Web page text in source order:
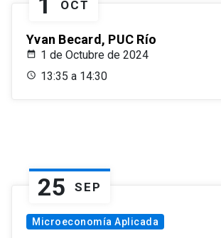
OCT
Yvan Becard, PUC Río
1 de Octubre de 2024
13:35 a 14:30
25 SEP
Microeconomía Aplicada